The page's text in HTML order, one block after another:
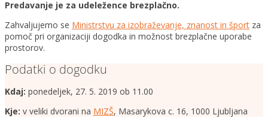
Predavanje je za udeležence brezplačno.
Zahvaljujemo se Ministrstvu za izobraževanje, znanost in šport za
pomoč pri organizaciji dogodka in možnost brezplačne uporabe
prostorov.
Podatki o dogodku
Kdaj: ponedeljek, 27. 5. 2019 ob 11.00
Kje: v veliki dvorani na MIZŠ, Masarykova c. 16, 1000 Ljubljana